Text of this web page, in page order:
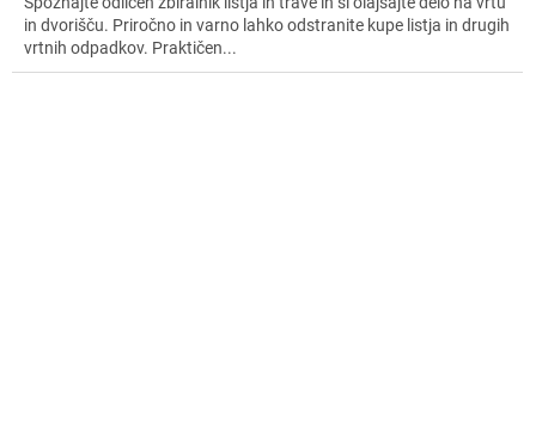
in dvorišču. Priročno in varno lahko odstranite kupe listja in drugih
vrtnih odpadkov. Praktičen...